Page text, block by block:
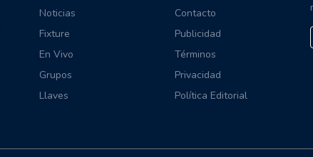
Noticias
Fixture
En Vivo
Grupos
Llaves
Contacto
Publicidad
Términos
Privacidad
Política Editorial